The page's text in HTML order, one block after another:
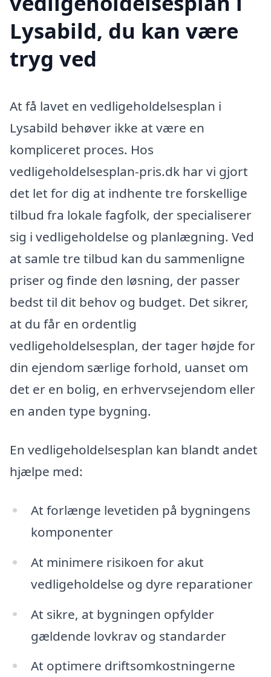
Lysabild, du kan være
tryg ved
At få lavet en vedligeholdelsesplan i
Lysabild behøver ikke at være en
kompliceret proces. Hos
vedligeholdelsesplan-pris.dk har vi gjort
det let for dig at indhente tre forskellige
tilbud fra lokale fagfolk, der specialiserer
sig i vedligeholdelse og planlægning. Ved
at samle tre tilbud kan du sammenligne
priser og finde den løsning, der passer
bedst til dit behov og budget. Det sikrer,
at du får en ordentlig
vedligeholdelsesplan, der tager højde for
din ejendom særlige forhold, uanset om
det er en bolig, en erhvervsejendom eller
en anden type bygning.
En vedligeholdelsesplan kan blandt andet
hjælpe med:
At forlænge levetiden på bygningens
komponenter
At minimere risikoen for akut
vedligeholdelse og dyre reparationer
At sikre, at bygningen opfylder
gældende lovkrav og standarder
At optimere driftsomkostningerne